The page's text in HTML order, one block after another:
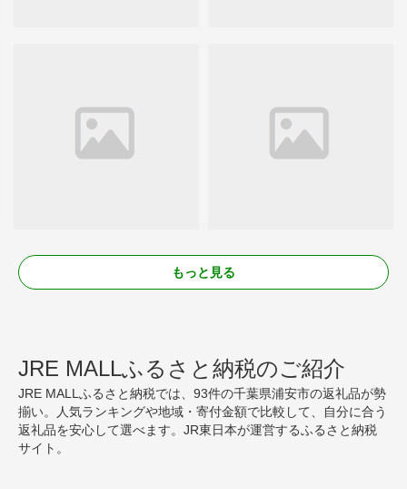
もっと見る
JRE MALLふるさと納税のご紹介
JRE MALLふるさと納税では、93件の千葉県浦安市の返礼品が勢
揃い。人気ランキングや地域・寄付金額で比較して、自分に合う
返礼品を安心して選べます。JR東日本が運営するふるさと納税
サイト。